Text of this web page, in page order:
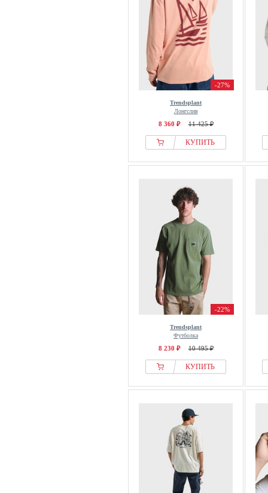
-27%
Trendsplant
Лонгслив
8 360 ₽ 11 425 ₽
КУПИТЬ
-22%
Trendsplant
Футболка
8 230 ₽ 10 495 ₽
КУПИТЬ